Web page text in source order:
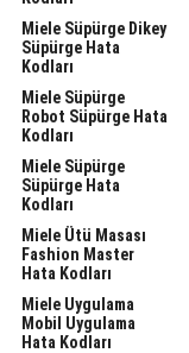
Miele Süpürge Dikey
Süpürge Hata
Kodları
Miele Süpürge
Robot Süpürge Hata
Kodları
Miele Süpürge
Süpürge Hata
Kodları
Miele Ütü Masası
Fashion Master
Hata Kodları
Miele Uygulama
Mobil Uygulama
Hata Kodları